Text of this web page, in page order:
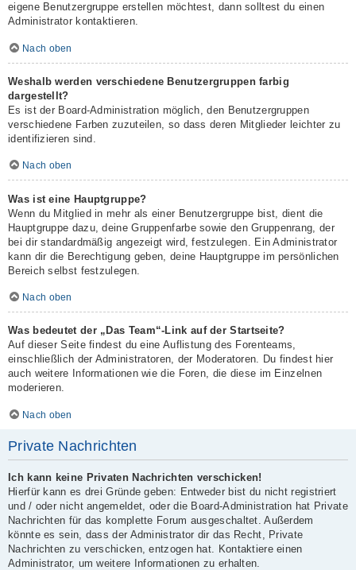
eigene Benutzergruppe erstellen möchtest, dann solltest du einen
Administrator kontaktieren.
Nach oben
Weshalb werden verschiedene Benutzergruppen farbig
dargestellt?
Es ist der Board-Administration möglich, den Benutzergruppen
verschiedene Farben zuzuteilen, so dass deren Mitglieder leichter zu
identifizieren sind.
Nach oben
Was ist eine Hauptgruppe?
Wenn du Mitglied in mehr als einer Benutzergruppe bist, dient die
Hauptgruppe dazu, deine Gruppenfarbe sowie den Gruppenrang, der
bei dir standardmäßig angezeigt wird, festzulegen. Ein Administrator
kann dir die Berechtigung geben, deine Hauptgruppe im persönlichen
Bereich selbst festzulegen.
Nach oben
Was bedeutet der „Das Team“-Link auf der Startseite?
Auf dieser Seite findest du eine Auflistung des Forenteams,
einschließlich der Administratoren, der Moderatoren. Du findest hier
auch weitere Informationen wie die Foren, die diese im Einzelnen
moderieren.
Nach oben
Private Nachrichten
Ich kann keine Privaten Nachrichten verschicken!
Hierfür kann es drei Gründe geben: Entweder bist du nicht registriert
und / oder nicht angemeldet, oder die Board-Administration hat Private
Nachrichten für das komplette Forum ausgeschaltet. Außerdem
könnte es sein, dass der Administrator dir das Recht, Private
Nachrichten zu verschicken, entzogen hat. Kontaktiere einen
Administrator, um weitere Informationen zu erhalten.